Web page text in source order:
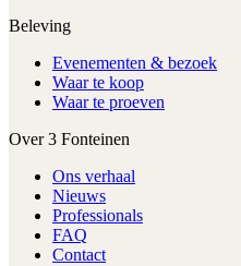
Beleving
Evenementen & bezoek
Waar te koop
Waar te proeven
Over 3 Fonteinen
Ons verhaal
Nieuws
Professionals
FAQ
Contact